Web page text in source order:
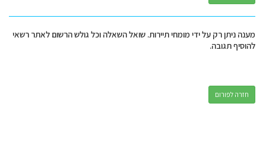
מענה ניתן רק על ידי מומחי תיירות. שואל השאלה וכל גולש הרשום לאתר רשאי
להוסיף תגובה.
חזרה לפורום